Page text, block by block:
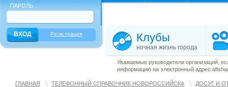
ПАРОЛЬ
Регистрация Клубы
ночная жизнь города
Уважаемые руководители организаций,
информацию на электронный адрес
ГЛАВНАЯ ТЕЛЕФОННЫЙ СПРАВОЧНИК НОВОРОССИЙСКА ДОСУГ И